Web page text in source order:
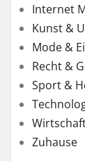
Internet
Kunst &
Mode &
Recht &
Sport &
Zuhause